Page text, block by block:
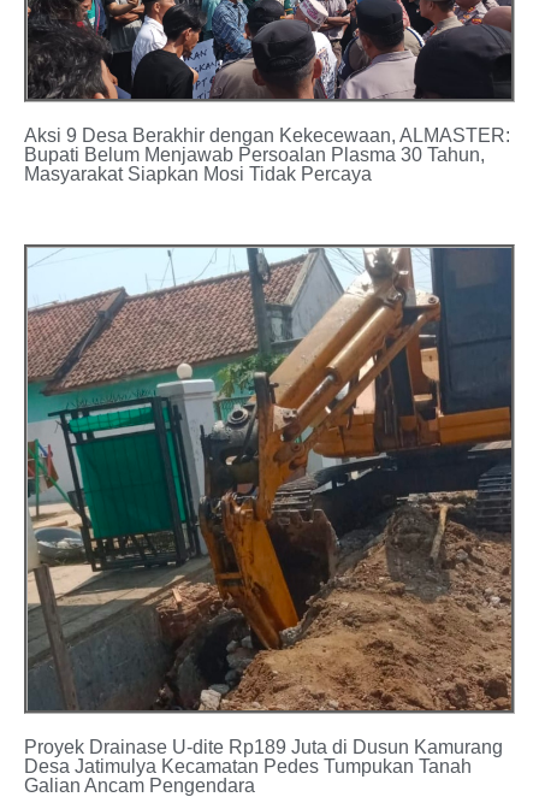
Aksi 9 Desa Berakhir dengan Kekecewaan, ALMASTER:
Bupati Belum Menjawab Persoalan Plasma 30 Tahun,
Masyarakat Siapkan Mosi Tidak Percaya
Proyek Drainase U-dite Rp189 Juta di Dusun Kamurang
Desa Jatimulya Kecamatan Pedes Tumpukan Tanah
Galian Ancam Pengendara